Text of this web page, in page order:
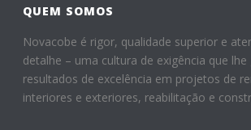
k
QUEM SOMOS
Novacobe é rigor, qualidade superior e
detalhe – uma cultura de exigência que lhe
resultados de excelência em projetos de
interiores e exteriores, reabilitação e